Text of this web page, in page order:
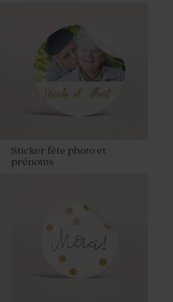
Sticker fête photo et
prénoms